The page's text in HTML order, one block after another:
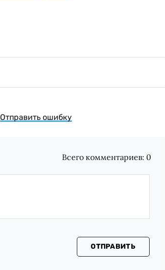
Отправить ошибку
Всего комментариев: 0
ОТПРАВИТЬ